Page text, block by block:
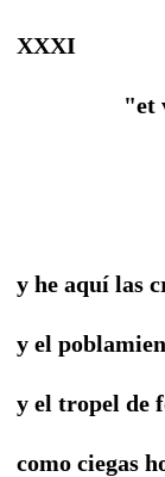
XXXI
"et
y he aquí las
y el
y el tropel de
como ciegas